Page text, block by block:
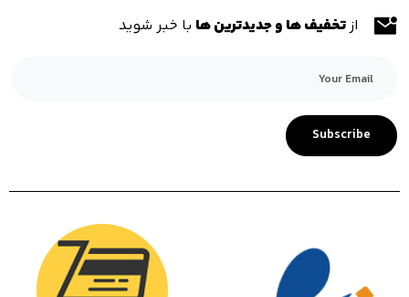
ازتخفیف ها و جدیدترین ها با خبر شوید
Subscribe